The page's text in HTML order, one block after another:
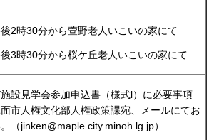
2時30分から萱野老人いこいの家にて
から桜ケ丘老人いこいの家にて
設見学会参加申込書（様式l）に必要事項
市人権文化部人権政策課宛、メールにてお
（jinken@maple.city.minoh.lg.jp）